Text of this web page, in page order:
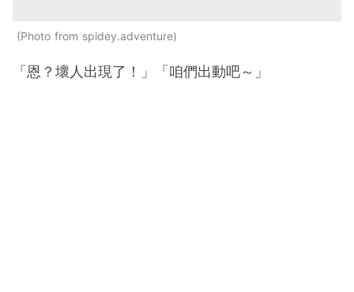
Photo from spidey.adventure
「恩？壞人出現了！」「咱們出動吧～」